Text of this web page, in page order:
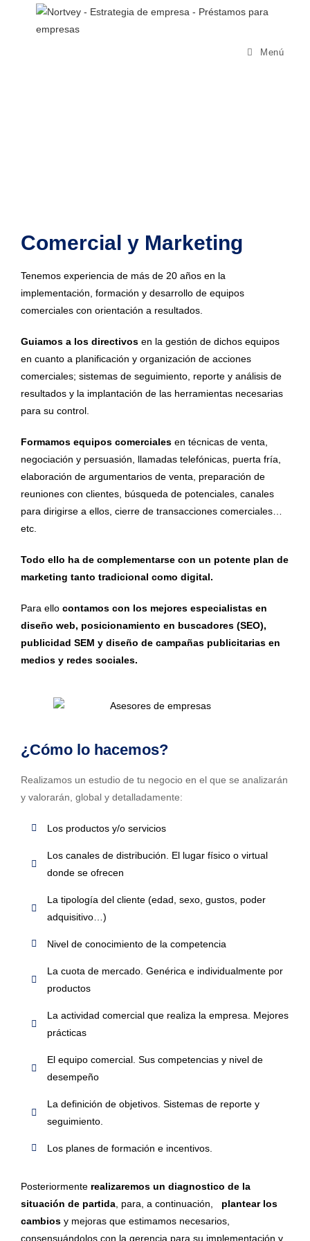
Menú
Comercial y Marketing
Tenemos experiencia de más de 20 años en la
implementación, formación y desarrollo de equipos
comerciales con orientación a resultados.
Guiamos a los directivos en la gestión de dichos equipos
en cuanto a planificación y organización de acciones
comerciales; sistemas de seguimiento, reporte y análisis de
resultados y la implantación de las herramientas necesarias
para su control.
Formamos equipos comerciales en técnicas de venta,
negociación y persuasión, llamadas telefónicas, puerta fría,
elaboración de argumentarios de venta, preparación de
reuniones con clientes, búsqueda de potenciales, canales
para dirigirse a ellos, cierre de transacciones comerciales…
etc.
Todo ello ha de complementarse con un potente plan de
marketing tanto tradicional como digital.
Para ello contamos con los mejores especialistas en
diseño web, posicionamiento en buscadores (SEO),
publicidad SEM y diseño de campañas publicitarias en
medios y redes sociales.
¿Cómo lo hacemos?
Realizamos un estudio de tu negocio en el que se analizarán
y valorarán, global y detalladamente:
Los productos y/o servicios
Los canales de distribución. El lugar físico o virtual
donde se ofrecen
La tipología del cliente (edad, sexo, gustos, poder
adquisitivo…)
Nivel de conocimiento de la competencia
La cuota de mercado. Genérica e individualmente por
productos
La actividad comercial que realiza la empresa. Mejores
prácticas
El equipo comercial. Sus competencias y nivel de
desempeño
La definición de objetivos. Sistemas de reporte y
seguimiento.
Los planes de formación e incentivos.
Posteriormente realizaremos un diagnostico de la
situación de partida , para, a continuación, plantear los
cambios y mejoras que estimamos necesarios,
consensuándolos con la gerencia para su implementación y